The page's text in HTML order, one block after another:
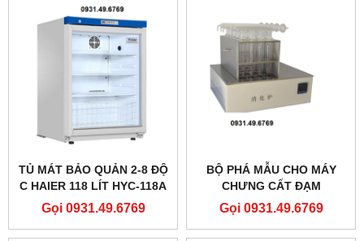
TỦ MÁT BẢO QUẢN 2-8 ĐỘ
C HAIER 118 LÍT HYC-118A
LOẠI ĐỨNG
Gọi 0931.49.6769
BỘ PHÁ MẪU CHO MÁY
CHƯNG CẤT ĐẠM
KJELDAHN 20 VỊ TRÍ KDN-
Gọi 0931.49.6769